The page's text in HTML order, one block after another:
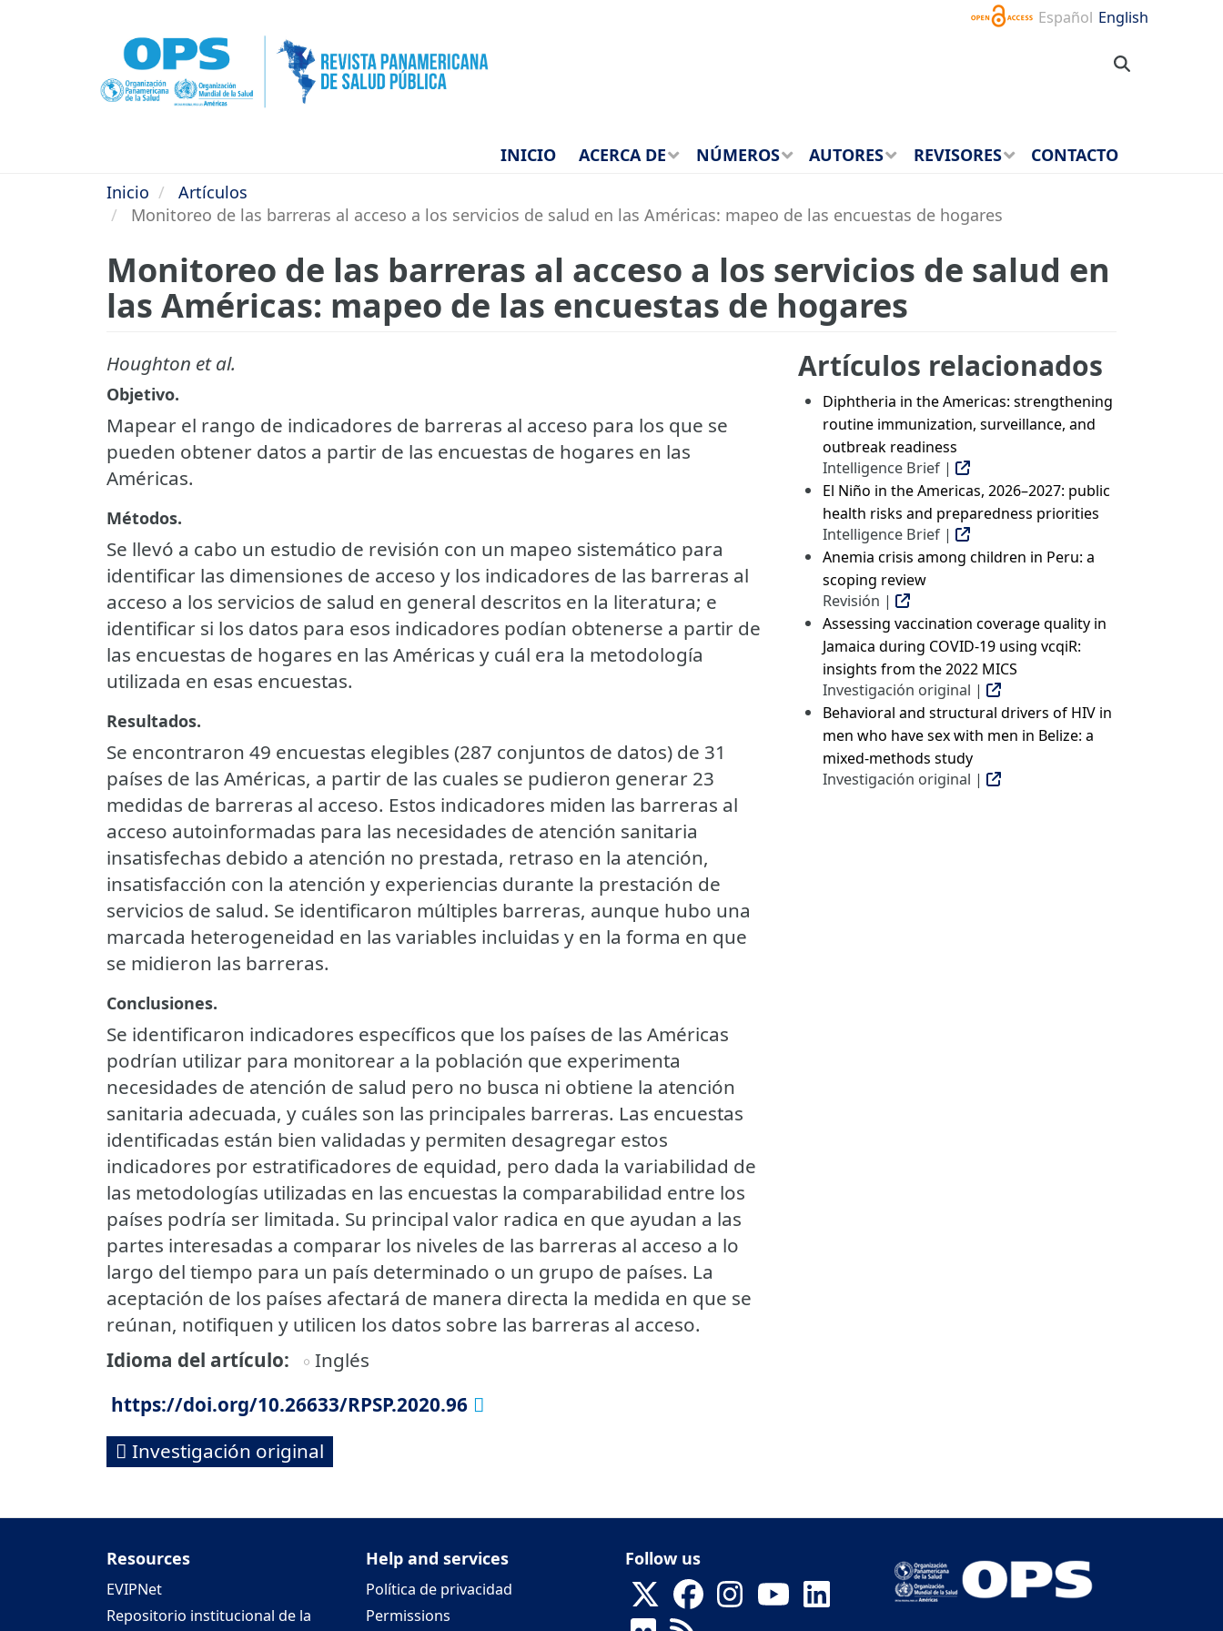
Español English
INICIO ACERCA DE NÚMEROS AUTORES REVISORES
CONTACTO
Inicio
Artículos
Monitoreo de las barreras al acceso a los servicios de salud en las Américas: mapeo de las encuestas de hogares
Monitoreo de las barreras al acceso a los servicios de salud en
las Américas: mapeo de las encuestas de hogares
Houghton et al.
Objetivo.
Mapear el rango de indicadores de barreras al acceso para los que se
pueden obtener datos a partir de las encuestas de hogares en las
Américas.
Métodos.
Se llevó a cabo un estudio de revisión con un mapeo sistemático para
identificar las dimensiones de acceso y los indicadores de las barreras al
acceso a los servicios de salud en general descritos en la literatura; e
identificar si los datos para esos indicadores podían obtenerse a partir de
las encuestas de hogares en las Américas y cuál era la metodología
utilizada en esas encuestas.
Resultados.
Se encontraron 49 encuestas elegibles (287 conjuntos de datos) de 31
países de las Américas, a partir de las cuales se pudieron generar 23
medidas de barreras al acceso. Estos indicadores miden las barreras al
acceso autoinformadas para las necesidades de atención sanitaria
insatisfechas debido a atención no prestada, retraso en la atención,
insatisfacción con la atención y experiencias durante la prestación de
servicios de salud. Se identificaron múltiples barreras, aunque hubo una
marcada heterogeneidad en las variables incluidas y en la forma en que
se midieron las barreras.
Conclusiones.
Se identificaron indicadores específicos que los países de las Américas
podrían utilizar para monitorear a la población que experimenta
necesidades de atención de salud pero no busca ni obtiene la atención
sanitaria adecuada, y cuáles son las principales barreras. Las encuestas
identificadas están bien validadas y permiten desagregar estos
indicadores por estratificadores de equidad, pero dada la variabilidad de
las metodologías utilizadas en las encuestas la comparabilidad entre los
países podría ser limitada. Su principal valor radica en que ayudan a las
partes interesadas a comparar los niveles de las barreras al acceso a lo
largo del tiempo para un país determinado o un grupo de países. La
aceptación de los países afectará de manera directa la medida en que se
reúnan, notifiquen y utilicen los datos sobre las barreras al acceso.
Idioma del artículo
Inglés
https://doi.org/10.26633/RPSP.2020.96
Investigación original
Artículos relacionados
Diphtheria in the Americas: strengthening
routine immunization, surveillance, and
outbreak readiness
Intelligence Brief |
El Niño in the Americas, 2026–2027: public
health risks and preparedness priorities
Intelligence Brief |
Anemia crisis among children in Peru: a
scoping review
Revisión |
Assessing vaccination coverage quality in
Jamaica during COVID-19 using vcqiR:
insights from the 2022 MICS
Investigación original |
Behavioral and structural drivers of HIV in
men who have sex with men in Belize: a
mixed-methods study
Investigación original |
Resources
EVIPNet
Repositorio institucional de la
Help and services
Política de privacidad
Permissions
Follow us